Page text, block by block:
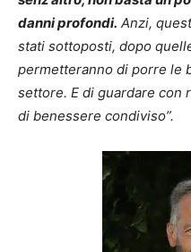
danni profondi. Anzi,
stati sottoposti, dopo
permetteranno di porre le
settore. E di guardare con
di benessere condiviso”.